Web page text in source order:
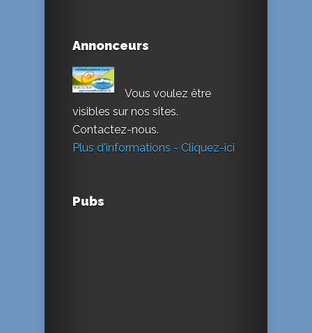
Annonceurs
Vous voulez être
visibles sur nos sites.
Contactez-nous.
Plus d'informations - Cliquez-ici
Pubs